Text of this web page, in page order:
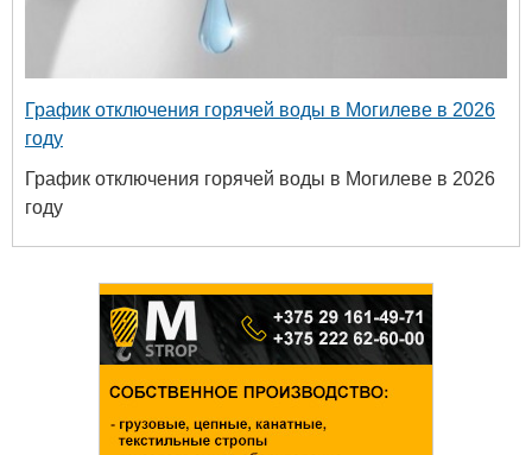
График отключения горячей воды в Могилеве в 2026
году
График отключения горячей воды в Могилеве в 2026
году